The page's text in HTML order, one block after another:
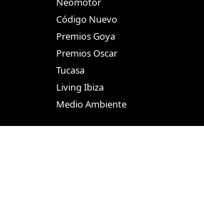
Código Nuevo
Premios Goya
Premios Oscar
Tucasa
Living Ibiza
Medio Ambiente